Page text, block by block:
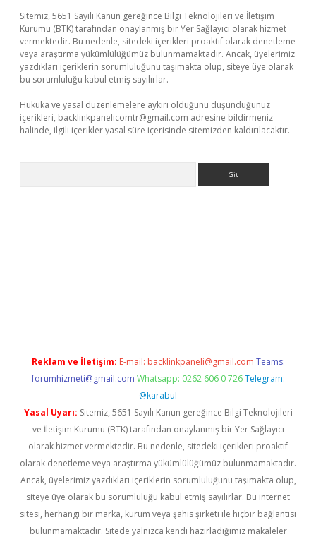
Sitemiz, 5651 Sayılı Kanun gereğince Bilgi Teknolojileri ve İletişim
Kurumu (BTK) tarafından onaylanmış bir Yer Sağlayıcı olarak hizmet
vermektedir. Bu nedenle, sitedeki içerikleri proaktif olarak denetleme
veya araştırma yükümlülüğümüz bulunmamaktadır. Ancak, üyelerimiz
yazdıkları içeriklerin sorumluluğunu taşımakta olup, siteye üye olarak
bu sorumluluğu kabul etmiş sayılırlar.
Hukuka ve yasal düzenlemelere aykırı olduğunu düşündüğünüz
içerikleri, backlinkpanelicomtr@gmail.com adresine bildirmeniz
halinde, ilgili içerikler yasal süre içerisinde sitemizden kaldırılacaktır.
Reklam ve İletişim: E-mail: backlinkpaneli@gmail.com Teams:
forumhizmeti@gmail.com Whatsapp: 0262 606 0 726 Telegram:
@karabul
Yasal Uyarı: Sitemiz, 5651 Sayılı Kanun gereğince Bilgi Teknolojileri
ve İletişim Kurumu (BTK) tarafından onaylanmış bir Yer Sağlayıcı
olarak hizmet vermektedir. Bu nedenle, sitedeki içerikleri proaktif
olarak denetleme veya araştırma yükümlülüğümüz bulunmamaktadır.
Ancak, üyelerimiz yazdıkları içeriklerin sorumluluğunu taşımakta olup,
siteye üye olarak bu sorumluluğu kabul etmiş sayılırlar. Bu internet
sitesi, herhangi bir marka, kurum veya şahıs şirketi ile hiçbir bağlantısı
bulunmamaktadır. Sitede yalnızca kendi hazırladığımız makaleler